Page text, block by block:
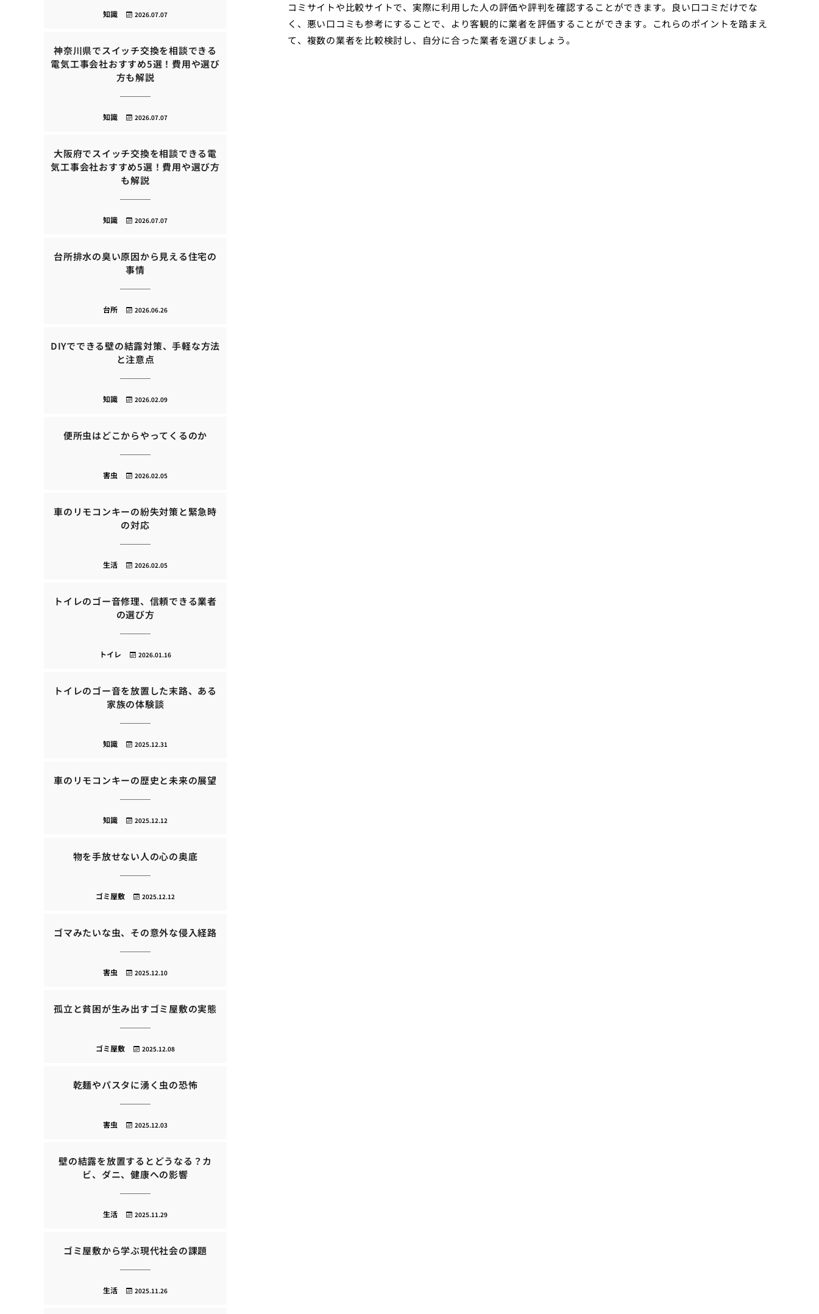
コミサイトや比較サイトで、実際に利用した人の評価や評判を確認することができます。良い口コミだけでな
く、悪い口コミも参考にすることで、より客観的に業者を評価することができます。これらのポイントを踏まえ
て、複数の業者を比較検討し、自分に合った業者を選びましょう。
2026.07.07
知識
神奈川県でスイッチ交換を相談できる
電気工事会社おすすめ5選！費用や選び
方も解説
2026.07.07
知識
大阪府でスイッチ交換を相談できる電
気工事会社おすすめ5選！費用や選び方
も解説
2026.07.07
知識
台所排水の臭い原因から見える住宅の
事情
2026.06.26
台所
DIYでできる壁の結露対策、手軽な方法
と注意点
2026.02.09
知識
便所虫はどこからやってくるのか
2026.02.05
害虫
車のリモコンキーの紛失対策と緊急時
の対応
2026.02.05
生活
トイレのゴー音修理、信頼できる業者
の選び方
2026.01.16
トイレ
トイレのゴー音を放置した末路、ある
家族の体験談
2025.12.31
知識
車のリモコンキーの歴史と未来の展望
2025.12.12
知識
物を手放せない人の心の奥底
2025.12.12
ゴミ屋敷
ゴマみたいな虫、その意外な侵入経路
2025.12.10
害虫
孤立と貧困が生み出すゴミ屋敷の実態
2025.12.08
ゴミ屋敷
乾麺やパスタに湧く虫の恐怖
2025.12.03
害虫
壁の結露を放置するとどうなる？カ
ビ、ダニ、健康への影響
2025.11.29
生活
ゴミ屋敷から学ぶ現代社会の課題
2025.11.26
生活